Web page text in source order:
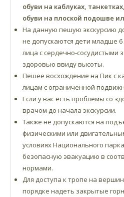
обуви на каблуках,
обуви на плоской подошве
На данную пешую экскурсию
не допускаются дети младше
лица с сердечно-сосудистыми
здоровью ввиду высоты.
Пешее восхождение на Пик с
лицам с ограниченной
Если у вас есть проблемы со
врачом до начала экскурсии.
Также не допускаются на
физическими или
условиях Национального
безопасную эвакуацию в
нормами.
Для доступа к тропе на
порядке надеть закрытые